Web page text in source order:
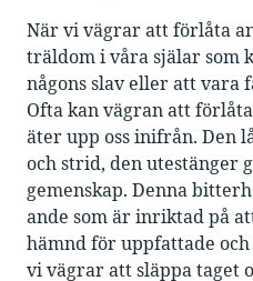
När vi vägrar att förlåta
träldom i våra själar som
någons slav eller att vara
Ofta kan vägran att
äter upp oss inifrån. Den
och strid, den utestänger
gemenskap. Denna
ande som är inriktad på
hämnd för uppfattade
vi vägrar att släppa taget